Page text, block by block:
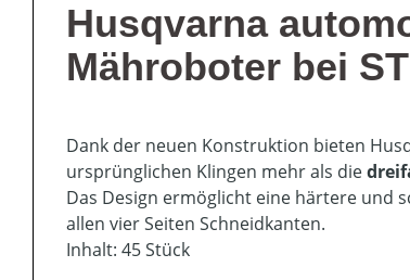
Husqvarna
Mähroboter bei
Dank der neuen Konstruktion bieten
ursprünglichen Klingen mehr als die
Das Design ermöglicht eine härtere und
allen vier Seiten Schneidkanten.
Inhalt: 45 Stück